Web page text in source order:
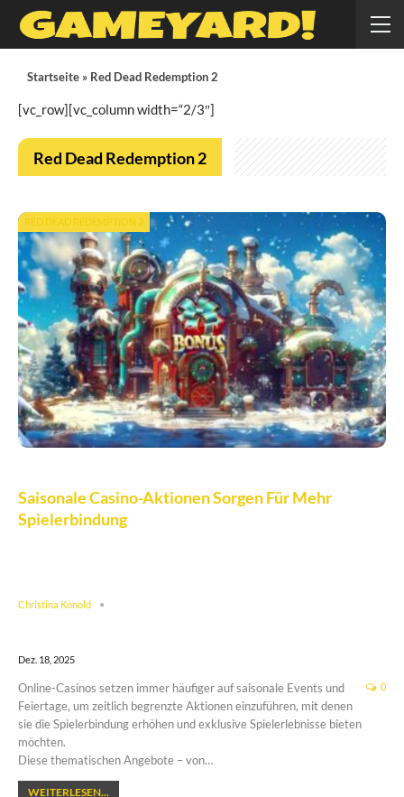
Startseite » Red Dead Redemption 2
[vc_row][vc_column width=“2/3″]
Red Dead Redemption 2
RED DEAD REDEMPTION 2
Saisonale Casino-Aktionen Sorgen Für Mehr
Spielerbindung
Christina Konold
Dez. 18, 2025
0
Online-Casinos setzen immer häufiger auf saisonale Events und
Feiertage, um zeitlich begrenzte Aktionen einzuführen, mit denen
sie die Spielerbindung erhöhen und exklusive Spielerlebnisse bieten
möchten.
Diese thematischen Angebote – von…
WEITERLESEN...